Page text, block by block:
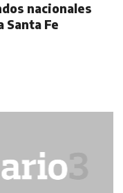
nacionales
Santa Fe